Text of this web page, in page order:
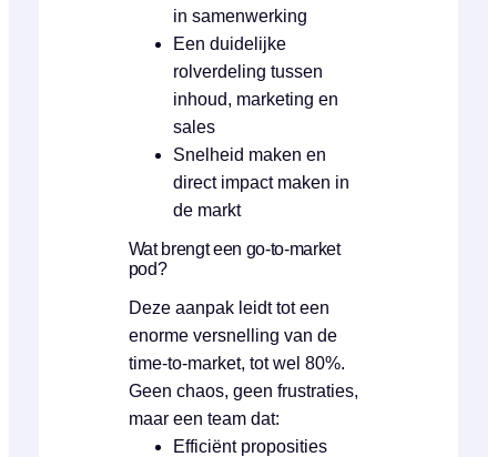
in samenwerking
Een duidelijke
rolverdeling tussen
inhoud, marketing en
sales
Snelheid maken en
direct impact maken in
de markt
Wat brengt een go-to-market
pod?
Deze aanpak leidt tot een
enorme versnelling van de
time-to-market, tot wel 80%.
Geen chaos, geen frustraties,
maar een team dat:
Efficiënt proposities